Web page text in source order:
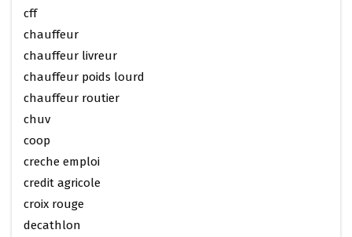
cff
chauffeur
chauffeur livreur
chauffeur poids lourd
chauffeur routier
chuv
coop
creche emploi
credit agricole
croix rouge
decathlon